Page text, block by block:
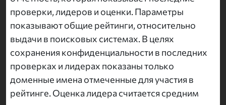
проверки, лидеров и оценки. Параметры
показывают общие рейтинги, относительно
выдачи в поисковых системах. В целях
сохранения конфиденциальности в последних
проверках и лидерах показаны только
доменные имена отмеченные для участия в
рейтинге. Оценка лидера считается средним